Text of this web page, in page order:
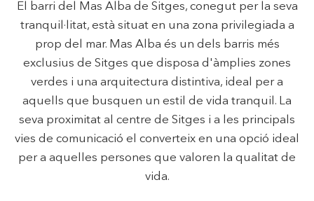
CA EN FR
El barri del Mas Alba de Sitges, conegut per la seva
tranquil·litat, està situat en una zona privilegiada a
prop del mar. Mas Alba és un dels barris més
exclusius de Sitges que disposa d'àmplies zones
verdes i una arquitectura distintiva, ideal per a
aquells que busquen un estil de vida tranquil. La
seva proximitat al centre de Sitges i a les principals
vies de comunicació el converteix en una opció ideal
per a aquelles persones que valoren la qualitat de
vida.
Modificar cookies
Tècniques i funcionals Sempre activades
Aquest lloc web utilitza cookies pròpies per recopilar
informació amb la finalitat de millorar els nostres serveis.